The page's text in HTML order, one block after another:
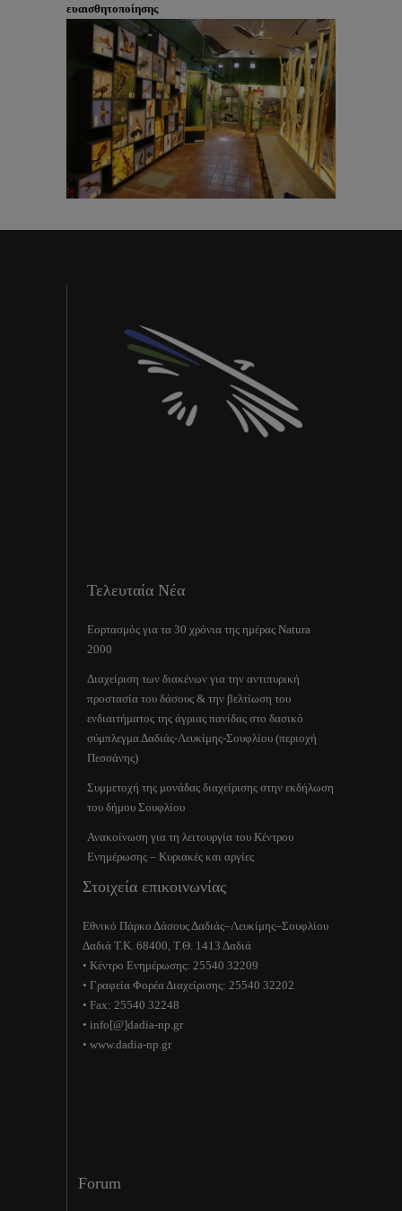
ευαισθητοποίησης
Τελευταία Νέα
Εορτασμός για τα 30 χρόνια της ημέρας Natura
2000
Διαχείριση των διακένων για την αντιπυρική
προστασία του δάσους & την βελτίωση του
ενδιαιτήματος της άγριας πανίδας στο δασικό
σύμπλεγμα Δαδιάς-Λευκίμης-Σουφλίου (περιοχή
Πεσσάνης)
Συμμετοχή της μονάδας διαχείρισης στην εκδήλωση
του δήμου Σουφλίου
Ανακοίνωση για τη λειτουργία του Κέντρου
Ενημέρωσης – Κυριακές και αργίες
Στοιχεία επικοινωνίας
Εθνικό Πάρκο Δάσους Δαδιάς–Λευκίμης–Σουφλίου
Δαδιά Τ.Κ. 68400, Τ.Θ. 1413 Δαδιά
• Κέντρο Ενημέρωσης: 25540 32209
• Γραφεία Φορέα Διαχείρισης: 25540 32202
• Fax: 25540 32248
• info[@]dadia-np.gr
• www.dadia-np.gr
Forum